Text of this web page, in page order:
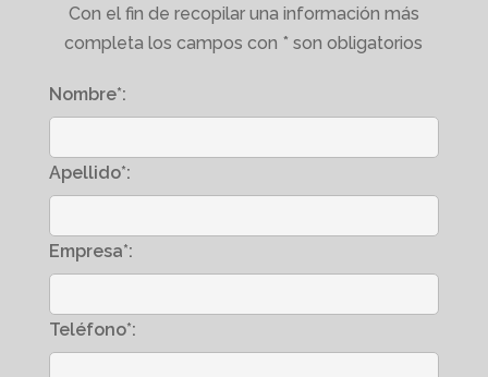
Con el fin de recopilar una información más
completa los campos con * son obligatorios
Nombre*:
Apellido*:
Empresa*:
Teléfono*: